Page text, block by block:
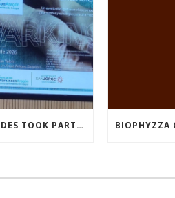
NUNILO CREMADES TOOK PART IN THE CONFERENCE ENTITLED UNDERSTANDING PARKINSON’S. ADVANCES AND NEW PERSPECTIVES’.